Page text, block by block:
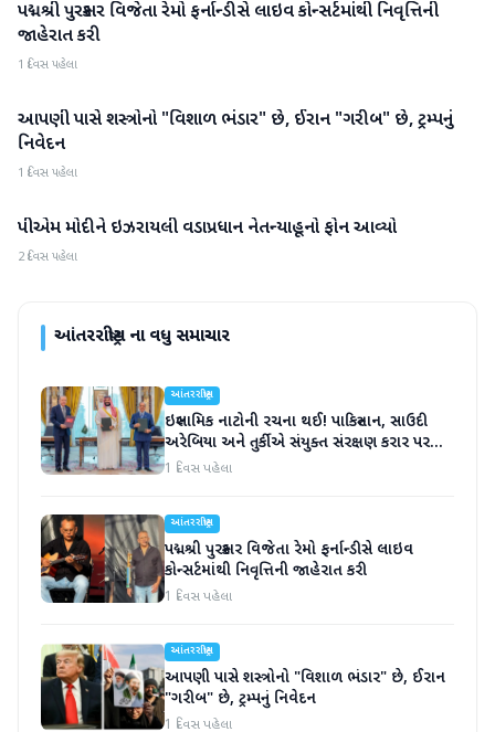
આંતરરાષ્ટ્રીય
પદ્મશ્રી પુરસ્કાર વિજેતા રેમો ફર્નાન્ડીસે લાઇવ કોન્સર્ટમાંથી નિવૃત્તિની
જાહેરાત કરી
1 દિવસ પહેલા
આંતરરાષ્ટ્રીય
આપણી પાસે શસ્ત્રોનો "વિશાળ ભંડાર" છે, ઈરાન "ગરીબ" છે, ટ્રમ્પનું
નિવેદન
1 દિવસ પહેલા
આંતરરાષ્ટ્રીય
પીએમ મોદીને ઇઝરાયલી વડાપ્રધાન નેતન્યાહૂનો ફોન આવ્યો
2 દિવસ પહેલા
આંતરરાષ્ટ્રીયના વધુ સમાચાર
આંતરરાષ્ટ્રીય
ઇસ્લામિક નાટોની રચના થઈ! પાકિસ્તાન, સાઉદી
અરેબિયા અને તુર્કીએ સંયુક્ત સંરક્ષણ કરાર પર
હસ્તાક્ષર
1 દિવસ પહેલા
આંતરરાષ્ટ્રીય
પદ્મશ્રી પુરસ્કાર વિજેતા રેમો ફર્નાન્ડીસે લાઇવ
કોન્સર્ટમાંથી નિવૃત્તિની જાહેરાત કરી
1 દિવસ પહેલા
આંતરરાષ્ટ્રીય
આપણી પાસે શસ્ત્રોનો "વિશાળ ભંડાર" છે, ઈરાન
"ગરીબ" છે, ટ્રમ્પનું નિવેદન
1 દિવસ પહેલા